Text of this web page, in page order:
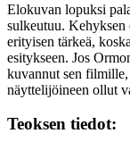
Elokuvan lopuksi
sulkeutuu. Kehyksen
erityisen tärkeä,
esitykseen. Jos
kuvannut sen
näyttelijöineen ollut
Teoksen tiedot: